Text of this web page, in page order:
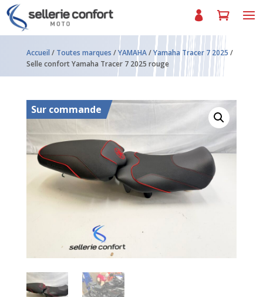
Accueil / Toutes marques /YAMAHA/Yamaha Tracer 7 2025 /
Selle confort Yamaha Tracer 7 2025 rouge
Sur commande